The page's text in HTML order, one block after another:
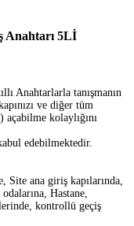
Anahtarı 5Lİ
Anahtarlarla tanışmanın
ve diğer tüm
açabilme kolaylığını
edebilmektedir.
Site ana giriş kapılarında,
Hastane,
kontrollü geçiş